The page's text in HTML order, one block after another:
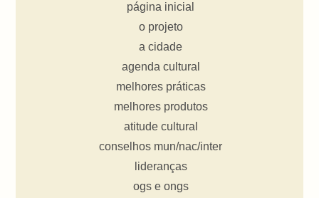
página inicial
o projeto
a cidade
agenda cultural
melhores práticas
melhores produtos
atitude cultural
conselhos mun/nac/inter
lideranças
ogs e ongs